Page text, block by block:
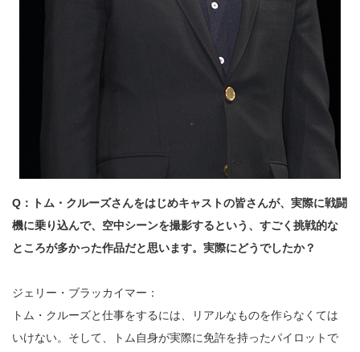
Q：トム・クルーズさんをはじめキャストの皆さんが、実際に戦闘
機に乗り込んで、空中シーンを撮影するという、すごく挑戦的な
ところが多かった作品だと思います。実際にどうでしたか？
ジェリー・ブラッカイマー：
トム・クルーズと仕事をするには、リアルなものを作らなくては
いけない。そして、トム自身が実際に免許を持ったパイロットで